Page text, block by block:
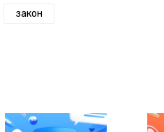
закон